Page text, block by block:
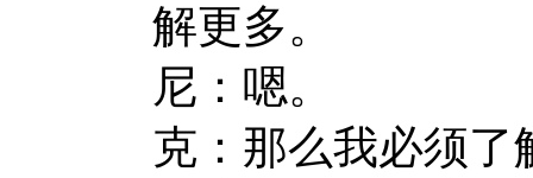
解更多。
尼：嗯。
克：那么我必须